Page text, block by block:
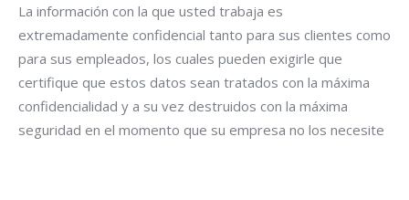
La información con la que usted trabaja es
extremadamente confidencial tanto para sus clientes como
para sus empleados, los cuales pueden exigirle que
certifique que estos datos sean tratados con la máxima
confidencialidad y a su vez destruidos con la máxima
seguridad en el momento que su empresa no los necesite